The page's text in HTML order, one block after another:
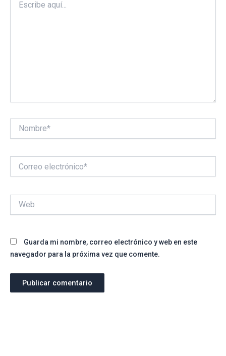
aquí...
electrónico*
Guarda mi nombre, correo electrónico y web en este
navegador para la próxima vez que comente.